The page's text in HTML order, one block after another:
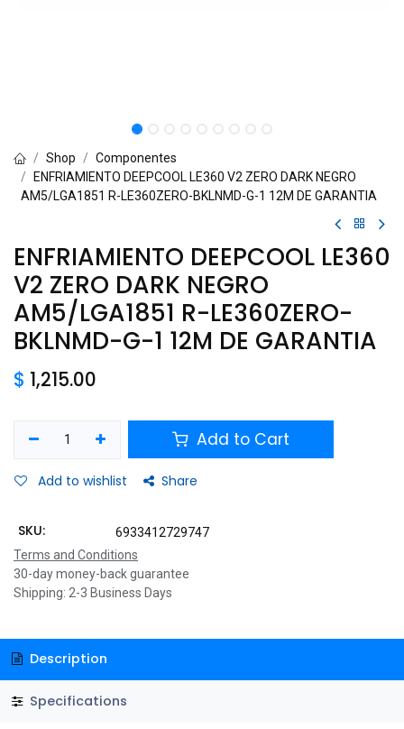
Shop
Componentes
ENFRIAMIENTO DEEPCOOL LE360 V2 ZERO DARK NEGRO
AM5/LGA1851 R-LE360ZERO-BKLNMD-G-1 12M DE GARANTIA
ENFRIAMIENTO DEEPCOOL LE360
V2 ZERO DARK NEGRO
AM5/LGA1851 R-LE360ZERO-
BKLNMD-G-1 12M DE GARANTIA
$ 1,215.00
Add to Cart
Add to wishlist Share
SKU:
6933412729747
Terms and Conditions
30-day money-back guarantee
Shipping: 2-3 Business Days
Description
Specifications